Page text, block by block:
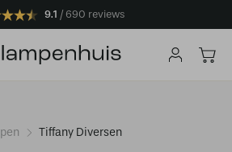
9.1 690 reviews
Tiffany Diversen